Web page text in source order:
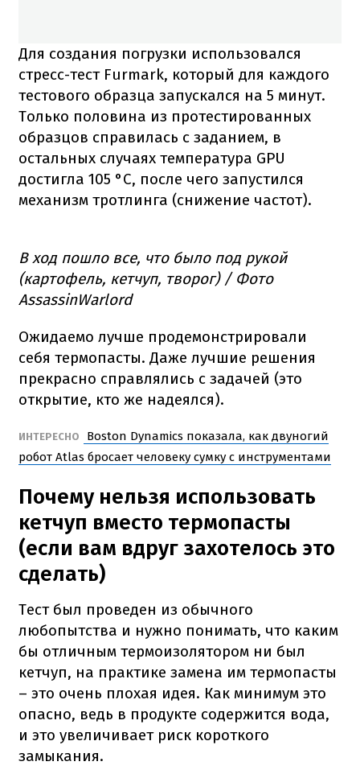
Для создания погрузки использовался
стресс-тест Furmark, который для каждого
тестового образца запускался на 5 минут.
Только половина из протестированных
образцов справилась с заданием, в
остальных случаях температура GPU
достигла 105 °C, после чего запустился
механизм тротлинга (снижение частот).
В ход пошло все, что было под рукой
(картофель, кетчуп, творог) / Фото
AssassinWarlord
Ожидаемо лучше продемонстрировали
себя термопасты. Даже лучшие решения
прекрасно справлялись с задачей (это
открытие, кто же надеялся).
ИНТЕРЕСНО
Boston Dynamics показала, как двуногий
робот Atlas бросает человеку сумку с инструментами
Почему нельзя использовать
кетчуп вместо термопасты
(если вам вдруг захотелось это
сделать)
Тест был проведен из обычного
любопытства и нужно понимать, что каким
бы отличным термоизолятором ни был
кетчуп, на практике замена им термопасты
– это очень плохая идея. Как минимум это
опасно, ведь в продукте содержится вода,
и это увеличивает риск короткого
замыкания.